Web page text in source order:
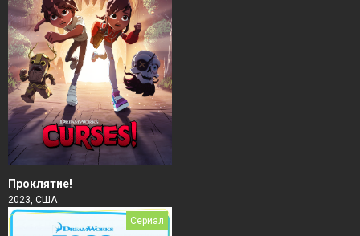
Проклятие!
2023, США
Сериал